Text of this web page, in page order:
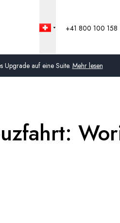
Upgrade auf eine Suite. Mehr lesen
Vereinigtes
+41 800 100 158